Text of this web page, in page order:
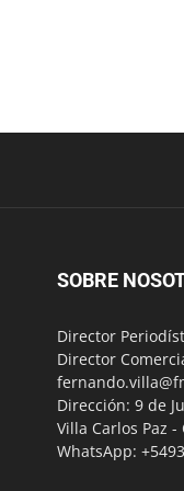
SOBRE
Director
Director
Dirección: 9 de
Villa Carlos Paz
WhatsApp: